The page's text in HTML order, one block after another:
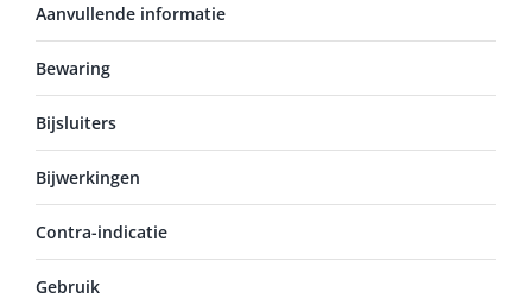
Aanvullende informatie
Bewaring
Bijsluiters
Bijwerkingen
Contra-indicatie
Gebruik